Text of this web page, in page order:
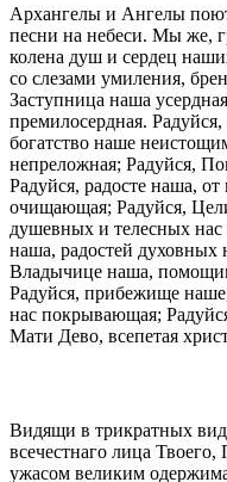
Архангелы и Ангелы
песни на небеси. Мы же,
колена душ и сердец
со слезами умиления,
Заступница наша
премилосердная.
богатство наше
непреложная; Радуйся,
Радуйся, радосте наша,
очищающая; Радуйся,
душевных и телесных
наша, радостей
Владычице наша,
Радуйся, прибежище
нас покрывающая;
Мати Дево, всепетая
Видящи в трикратных
всечестнаго лица
ужасом великим